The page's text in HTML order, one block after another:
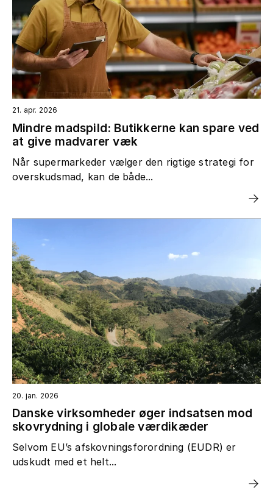
21. apr. 2026
Mindre madspild: Butikkerne kan spare ved
at give madvarer væk
Når supermarkeder vælger den rigtige strategi for
overskudsmad, kan de både...
20. jan. 2026
Danske virksomheder øger indsatsen mod
skovrydning i globale værdikæder
Selvom EU’s afskovningsforordning (EUDR) er
udskudt med et helt...